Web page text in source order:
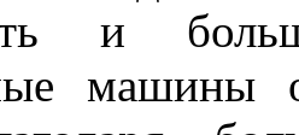
и
машины